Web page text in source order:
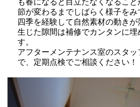
節が変わるまでしばらく様子をみ
四季を経験して自然素材の動きが
生じた隙間は補修でカンタンに埋
す。
アフターメンテナンス室のスタ
で、定期点検でご相談ください！